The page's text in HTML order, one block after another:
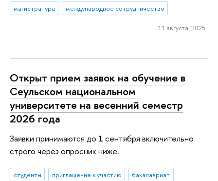
магистратура
международное сотрудничество
11 августа 2025
Открыт прием заявок на обучение в
Сеульском национальном
университете на весенний семестр
2026 года
Заявки принимаются до 1 сентября включительно
строго через опросник ниже.
студенты приглашение к участию
бакалавриат